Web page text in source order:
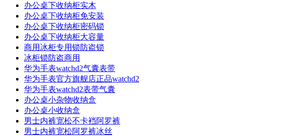
办公桌下收纳柜实木
办公桌下收纳柜免安装
办公桌下收纳柜密码锁
办公桌下收纳柜大容量
商用冰柜专用锁防盗锁
冰柜锁防盗商用
华为手表watchd2气囊表带
华为手表官方旗舰店正品watchd2
华为手表watchd2表带气囊
办公桌小杂物收纳盒
办公桌小收纳盒
男士内裤宽松不卡裆阿罗裤
男士内裤宽松阿罗裤冰丝